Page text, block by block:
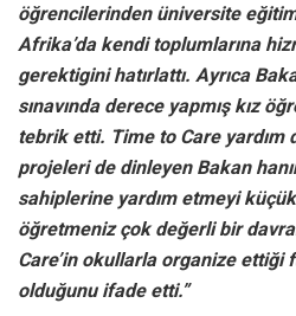
öğrencilerinden üniversite
Afrika’da kendi toplumlarına
gerektigini hatırlattı. Ayrıca
sınavında derece yapmış kız
tebrik etti. Time to Care yardım
projeleri de dinleyen Bakan
sahiplerine yardım etmeyi
öğretmeniz çok değerli bir
Care’in okullarla organize ettiği
olduğunu ifade etti.”